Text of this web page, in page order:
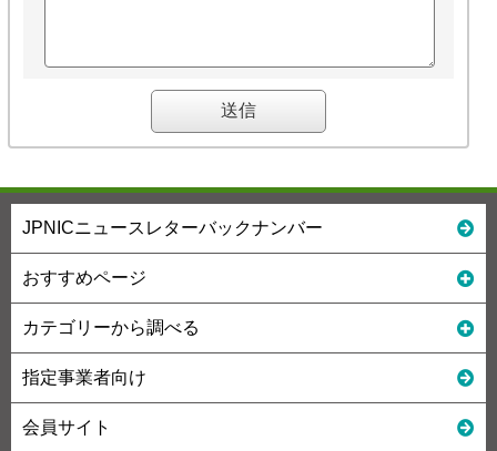
JPNICニュースレターバックナンバー
おすすめページ
カテゴリーから調べる
指定事業者向け
会員サイト